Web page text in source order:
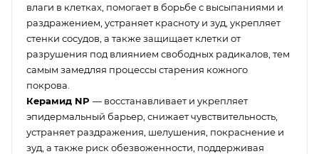
влаги в клетках, помогает в борьбе с высыпаниями и
раздражением, устраняет красноту и зуд, укрепляет
стенки сосудов, а также защищает клетки от
разрушения под влиянием свободных радикалов, тем
самым замедляя процессы старения кожного
покрова.
Керамид NP — восстанавливает и укрепляет
эпидермальный барьер, снижает чувствительность,
устраняет раздражения, шелушения, покраснение и
зуд, а также риск обезвоженности, поддерживая